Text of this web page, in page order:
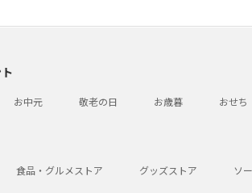
お中元 敬老の日 お歳暮 おせち
食品・グルメストア グッズストア ソ